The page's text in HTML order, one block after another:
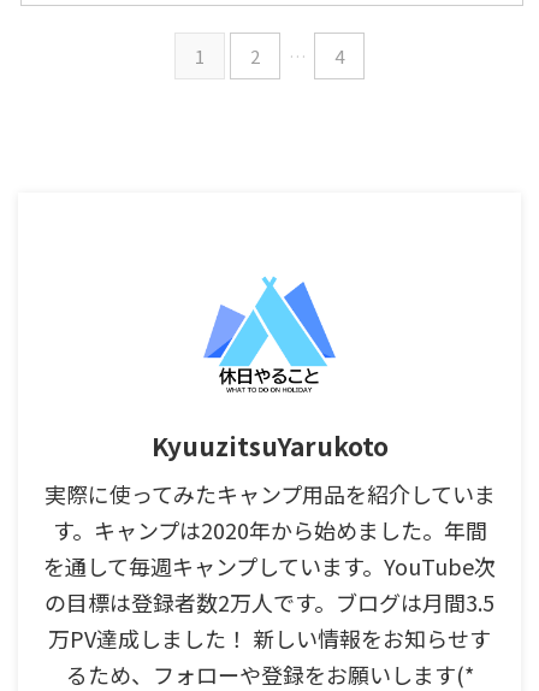
1 2 … 4
KyuuzitsuYarukoto
実際に使ってみたキャンプ用品を紹介していま
す。キャンプは2020年から始めました。年間
を通して毎週キャンプしています。YouTube次
の目標は登録者数2万人です。ブログは月間3.5
万PV達成しました！ 新しい情報をお知らせす
るため、フォローや登録をお願いします(*